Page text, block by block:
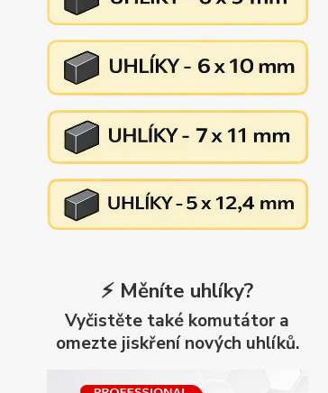
⚡ Měníte uhlíky?
Vyčistěte také komutátor a
omezte jiskření nových uhlíků.